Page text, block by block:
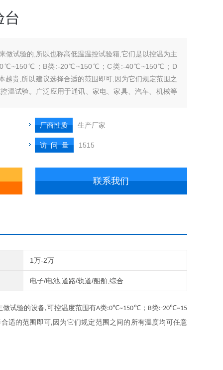
台
做试验的,所以也称高低温温控试验箱,它们是以控温为主
；B类:-20℃~150℃；C类:-40℃~150℃；D
贵,所以建议选择合适的范围即可,因为它们规定范围之
温试验。广泛应用于通讯、家电、家具、汽车、机械等
厂商性质 生产厂家
访 问 量 1515
联系我们
1万-2万
电子/电池,道路/轨道/船舶,综合
做试验的设备,可控温度范围有A类:0℃~150℃； B类:-20℃~15
适的范围即可, 因为它们规定范围之间的所有温度均可任意